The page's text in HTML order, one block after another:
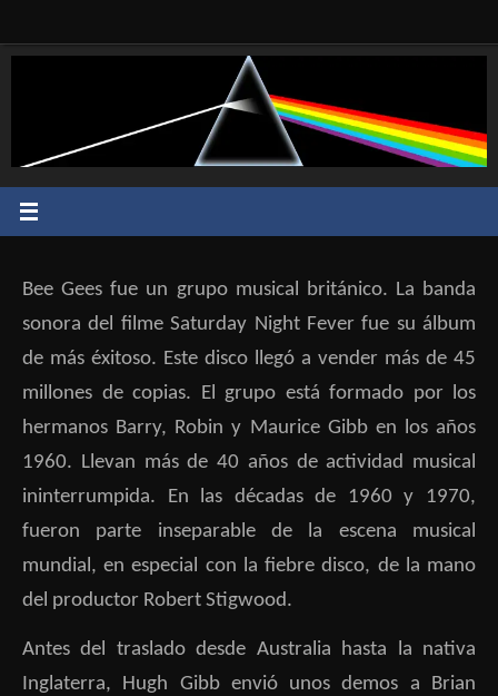
contenido
Bee Gees fue un grupo musical británico. La banda
sonora del filmeSaturday Night Fever fue su álbum
de más éxitoso. Este disco llegó a vender más de 45
millones de copias. El grupo está formado por los
hermanos Barry, Robin y Maurice Gibb en los años
1960. Llevan más de 40 años de actividad musical
ininterrumpida. En las décadas de 1960 y 1970,
fueron parte inseparable de la escena musical
mundial, en especial con la fiebre disco, de la mano
del productor Robert Stigwood.
Antes del traslado desde Australia hasta la nativa
Inglaterra, Hugh Gibb envió unos demos a Brian